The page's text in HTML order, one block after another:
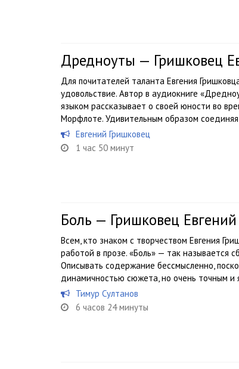
Дредноуты — Гришковец
Для почитателей таланта Евгения
удовольствие. Автор в аудиокниге
языком рассказывает о своей юности во
Морфлоте. Удивительным образом
Евгений Гришковец
1 час 50 минут
Боль — Гришковец Евгений
Всем, кто знаком с творчеством Евгения
работой в прозе. «Боль» — так называется
Описывать содержание бессмысленно,
динамичностью сюжета, но очень точным и
Тимур Султанов
6 часов 24 минуты